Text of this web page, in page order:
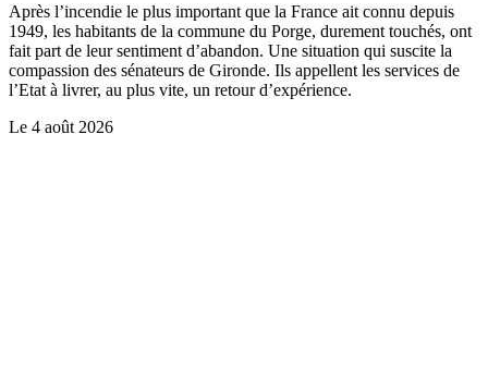
Après l’incendie le plus important que la France ait connu depuis
1949, les habitants de la commune du Porge, durement touchés, ont
fait part de leur sentiment d’abandon. Une situation qui suscite la
compassion des sénateurs de Gironde. Ils appellent les services de
l’Etat à livrer, au plus vite, un retour d’expérience.
Le 4 août 2026